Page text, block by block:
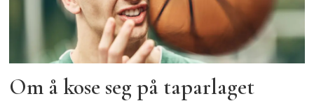
Om å kose seg på taparlaget